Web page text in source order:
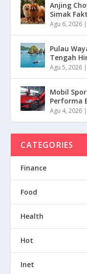
Anjing
Simak
Agu 6, 2026 |
Pulau
Tengah
Agu 5, 2026
Mobil
Performa
Agu 4, 2026 |
CATEGORIES
Finance
Food
Health
Hot
Inet